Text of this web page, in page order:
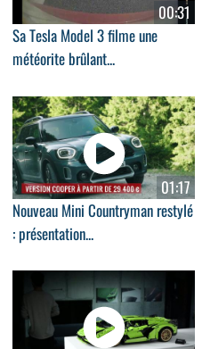
00:31
Sa Tesla Model 3 filme une
météorite brûlant...
01:17
Nouveau Mini Countryman restylé
: présentation...